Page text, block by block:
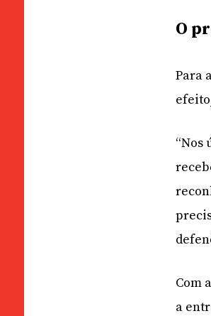
O
Para
“Nos
Com
a